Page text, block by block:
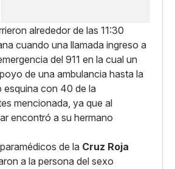
alrededor de las 11:30
cuando una llamada ingreso a
del 911 en la cual un
de una ambulancia hasta la
esquina con 40 de la
mencionada, ya que al
encontró a su hermano
de la Cruz Roja
a la persona del sexo